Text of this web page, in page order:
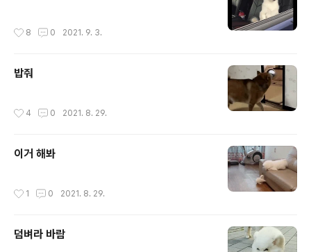
8 0 2021. 9. 3.
밥줘
4 0 2021. 8. 29.
이거 해봐
1 0 2021. 8. 29.
덤벼라 바람